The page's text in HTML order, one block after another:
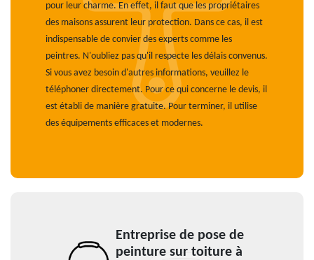
pour leur charme. En effet, il faut que les propriétaires
des maisons assurent leur protection. Dans ce cas, il est
indispensable de convier des experts comme les
peintres. N'oubliez pas qu'il respecte les délais convenus.
Si vous avez besoin d'autres informations, veuillez le
téléphoner directement. Pour ce qui concerne le devis, il
est établi de manière gratuite. Pour terminer, il utilise
des équipements efficaces et modernes.
Entreprise de pose de
peinture sur toiture à